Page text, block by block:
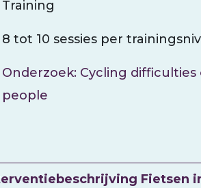
Training
8 tot 10 sessies per
Onderzoek: Cycling difficulties
people
Fietsen